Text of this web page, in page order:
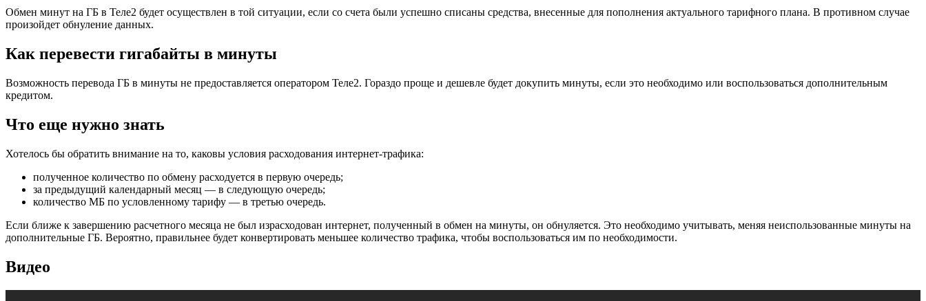
Обмен минут на ГБ в Теле2 будет осуществлен в той ситуации, если со счета были успешно списаны средства, внесенные для пополнения актуального тарифного плана. В противном случае
произойдет обнуление данных.
Как перевести гигабайты в минуты
Возможность перевода ГБ в минуты не предоставляется оператором Теле2. Гораздо проще и дешевле будет докупить минуты, если это необходимо или воспользоваться дополнительным
кредитом.
Что еще нужно знать
Хотелось бы обратить внимание на то, каковы условия расходования интернет-трафика:
полученное количество по обмену расходуется в первую очередь;
за предыдущий календарный месяц — в следующую очередь;
количество МБ по условленному тарифу — в третью очередь.
Если ближе к завершению расчетного месяца не был израсходован интернет, полученный в обмен на минуты, он обнуляется. Это необходимо учитывать, меняя неиспользованные минуты на
дополнительные ГБ. Вероятно, правильнее будет конвертировать меньшее количество трафика, чтобы воспользоваться им по необходимости.
Видео